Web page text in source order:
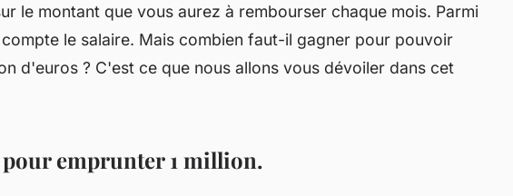
le montant que vous aurez à rembourser chaque mois. Parmi
le salaire. Mais combien faut-il gagner pour pouvoir
d'euros ? C'est ce que nous allons vous dévoiler dans cet
emprunter 1 million.